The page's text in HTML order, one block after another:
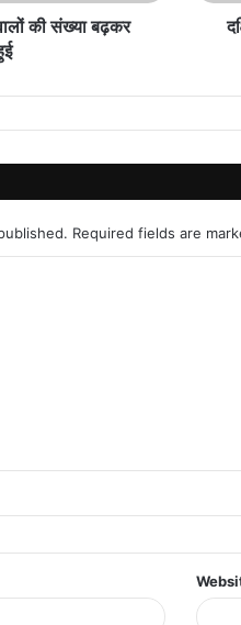
की संख्या बढ़कर
Required fields are